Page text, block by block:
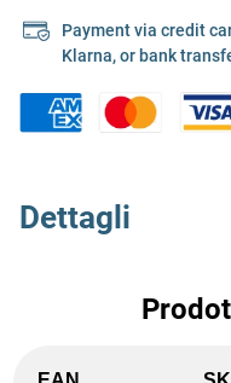
Payment via credit
Klarna, or bank
Dettagli